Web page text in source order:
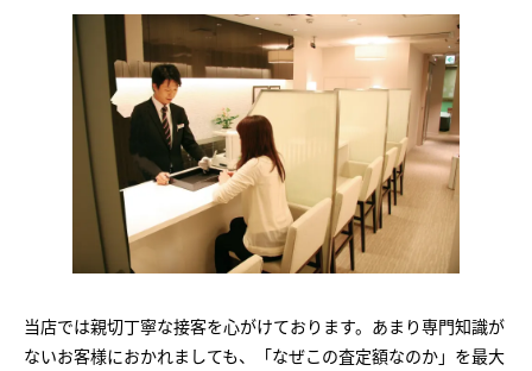
当店では親切丁寧な接客を心がけております。あまり専門知識が
ないお客様におかれましても、「なぜこの査定額なのか」を最大